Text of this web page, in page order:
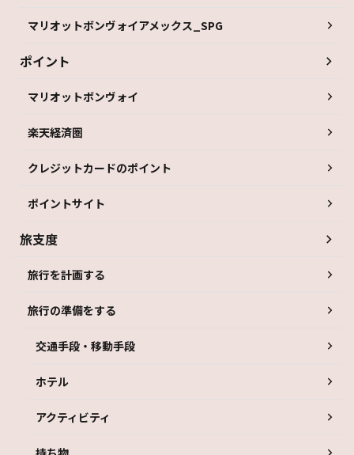
マリオットボンヴォイアメックス_SPG
ポイント
マリオットボンヴォイ
楽天経済圏
クレジットカードのポイント
ポイントサイト
旅支度
旅行を計画する
旅行の準備をする
交通手段・移動手段
ホテル
アクティビティ